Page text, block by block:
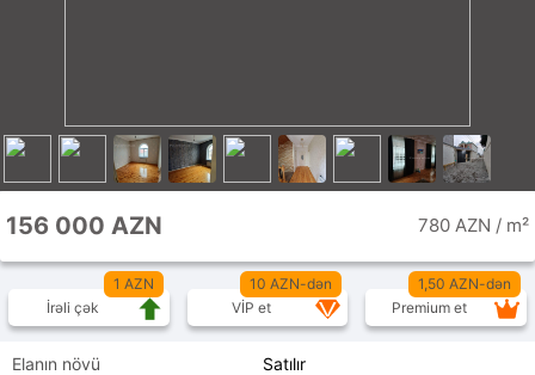
156 000 AZN 780 AZN / m²
1 AZN
İrəli çək
10 AZN-dən
VİP et
1,50 AZN-dən
Premium et
Elanın növü Satılır